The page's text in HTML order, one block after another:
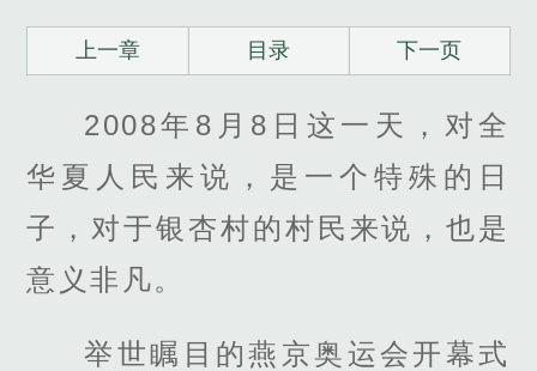
上一章 目录 下一页
2008年8月8日这一天，对全
华夏人民来说，是一个特殊的日
子，对于银杏村的村民来说，也是
意义非凡。
举世瞩目的燕京奥运会开幕式